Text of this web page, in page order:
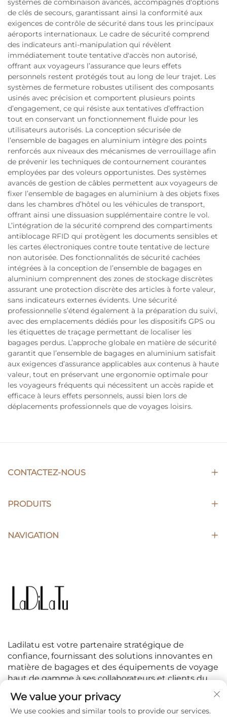
systèmes de combinaison avancés, accompagnés d'options
de clés de secours, garantissant ainsi la conformité aux
exigences de contrôle de sécurité dans tous les principaux
aéroports internationaux. Le cadre de sécurité comprend
des indicateurs anti-manipulation qui révèlent
immédiatement toute tentative d'accès non autorisé,
offrant aux voyageurs l’assurance que leurs effets
personnels restent protégés tout au long de leur trajet. Les
systèmes de fermeture robustes utilisent des composants
usinés avec précision et comportent plusieurs points
d’engagement, ce qui résiste aux tentatives d’effraction
tout en conservant un fonctionnement fluide pour les
utilisateurs autorisés. La conception sécurisée de
l’ensemble de bagages en aluminium intègre des points
renforcés aux niveaux des mécanismes de verrouillage afin
de prévenir les techniques de contournement courantes
employées par des voleurs opportunistes. Des systèmes
avancés de gestion de câbles permettent aux voyageurs de
fixer l’ensemble de bagages en aluminium à des objets fixes
dans les chambres d’hôtel ou les véhicules de transport,
offrant ainsi une dissuasion supplémentaire contre le vol.
L’intégration de la sécurité comprend des compartiments
antiblocage RFID qui protègent les documents sensibles et
les cartes électroniques contre toute tentative de lecture
non autorisée. Des fonctionnalités de sécurité cachées
intégrées à la conception de l’ensemble de bagages en
aluminium comprennent des zones de stockage discrètes
assurant une protection discrète des articles à forte valeur,
sans indicateurs externes évidents. Une sécurité
professionnelle s’étend également à la préparation du suivi,
avec des emplacements dédiés pour les dispositifs GPS ou
les étiquettes de traçage permettant de localiser les
bagages perdus. L’approche globale en matière de sécurité
garantit que l’ensemble de bagages en aluminium satisfait
aux exigences d’assurance applicables aux contenus à haute
valeur, tout en préservant une ergonomie optimale pour
les voyageurs fréquents qui nécessitent un accès rapide et
efficace à leurs effets personnels, aussi bien lors de
déplacements professionnels que de voyages loisirs.
CONTACTEZ-NOUS
PRODUITS
NAVIGATION
Ladilatu est votre partenaire stratégique de
confiance, fournissant des solutions innovantes en
matière de bagages et des équipements de voyage
haut de gamme à ses collaborateurs et clients du
We value your privacy
We use cookies and similar tools to provide our services.